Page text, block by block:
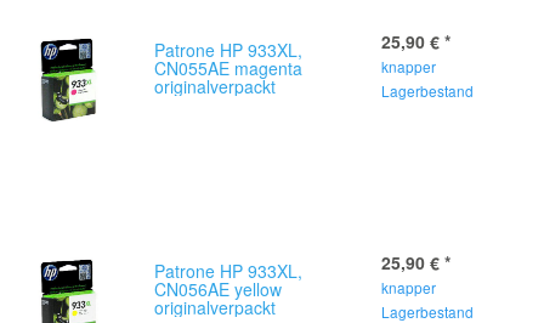
Patrone HP 933XL,
CN055AE magenta
originalverpackt
25,90 € *
knapper
Lagerbestand
Patrone HP 933XL,
CN056AE yellow
originalverpackt
25,90 € *
knapper
Lagerbestand